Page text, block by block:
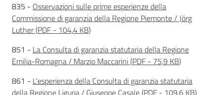
835 - Osservazioni sulle prime esperienze della
Commissione di garanzia della Regione Piemonte / Jörg
Luther(PDF - 104,4 KB)
851 - La Consulta di garanzia statutaria della Regione
Emilia-Romagna / Marzio Maccarini(PDF - 75,9 KB)
861 - L'esperienza della Consulta di garanzia statutaria
della Regione Liguria / Giuseppe Casale(PDF - 109,6 KB)